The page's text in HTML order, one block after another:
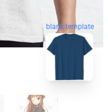
blank template